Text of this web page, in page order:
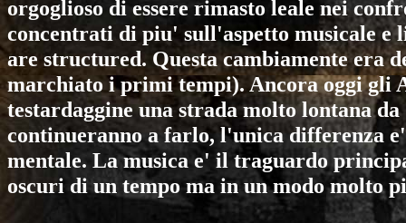
orgoglioso di essere rimasto leale nei
concentrati di piu' sull'aspetto musicale e
are structured. Questa cambiamente era
marchiato i primi tempi). Ancora oggi gli
testardaggine una strada molto lontana
continueranno a farlo, l'unica differenza
mentale. La musica e' il traguardo
oscuri di un tempo ma in un modo molto